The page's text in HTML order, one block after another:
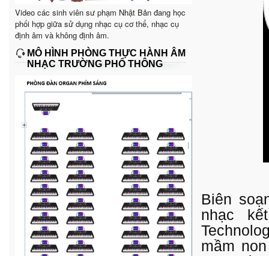
Video các sinh viên sư phạm Nhật Bản đang học
phối hợp giữa sử dụng nhạc cụ cơ thể, nhạc cụ
định âm và không định âm.
MÔ HÌNH PHÒNG THỰC HÀNH ÂM
NHẠC TRƯỜNG PHỔ THÔNG
Biên
nhạc
mầm